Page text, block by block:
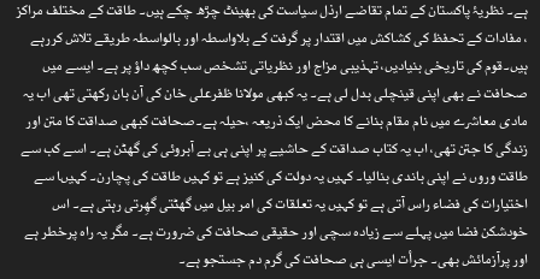
ہے۔ نظریۂ پاکستان کے تمام تقاضے ارذل سیاست کی بھینٹ چڑھ چکے ہیں۔ طاقت کے مختلف مراکز
، مفادات کے تحفظ کی کشاکش میں اقتدار پر گرفت کے بلاواسطہ اور بالواسطہ طریقے تلاش کررہے
ہیں۔قوم کی تاریخی بنیادیں، تہذیبی مزاج اور نظریاتی تشخص سب کچھ داؤ پر ہے۔ ایسے میں
صحافت نے بھی اپنی قینچلی بدل لی ہے۔ یہ کبھی مولانا ظفرعلی خان کی آن بان رکھتی تھی اب یہ
مادی معاشرے میں نام مقام بنانے کا محض ایک ذریعہ ،حیلہ ہے۔صحافت کبھی صداقت کا متن اور
زندگی کا جتن تھی، اب یہ کتاب صداقت کے حاشیے پر اپنی ہی بے آبروئی کی گھٹن ہے۔ اسے کب سے
طاقت وروں نے اپنی باندی بنالیا۔ کہیں یہ دولت کی کنیز ہے تو کہیں طاقت کی پچارن۔ کہیںا سے
اختیارات کی فضاء راس آتی ہے تو کہیں یہ تعلقات کی امر بیل میں گھٹتی گھِرتی رہتی ہے۔ اس
خودشکن فضا میں پہلے سے زیادہ سچی اور حقیقی صحافت کی ضرورت ہے۔ مگر یہ راہ پرخطر ہے
اور پرآزمائش بھی۔ جرأت ایسی ہی صحافت کی گرم دم جستجو ہے۔